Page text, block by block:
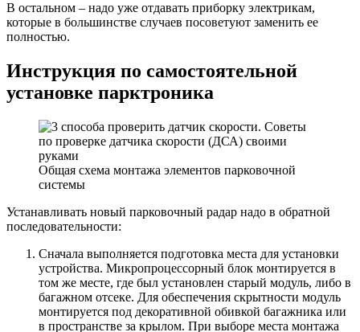
В остальном – надо уже отдавать приборку электрикам,
которые в большинстве случаев посоветуют заменить ее
полностью.
Инструкция по самостоятельной
установке парктроника
Общая схема монтажа элементов парковочной
системы
Устанавливать новый парковочный радар надо в обратной
последовательности:
Сначала выполняется подготовка места для установки
устройства. Микропроцессорный блок монтируется в
том же месте, где был установлен старый модуль, либо в
багажном отсеке. Для обеспечения скрытности модуль
монтируется под декоративной обивкой багажника или
в пространстве за крылом. При выборе места монтажа